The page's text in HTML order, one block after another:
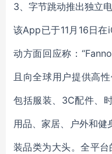
3、字节跳动推出独立
该App已于11月16日
动方面回应称：
且向全球用户提供高
包括服装、3C配件、
用品、家居、户外和健
装品类为大头。全平